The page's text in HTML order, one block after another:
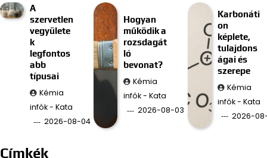
A
szervetlen
vegyülete
k
legfontos
abb
típusai
Kémia
infók - Kata
2026-08-04
Hogyan
működik a
rozsdagát
ló
bevonat?
Kémia
infók - Kata
2026-08-03
Karbonáti
on
képlete,
tulajdons
ágai és
szerepe
Kémia
infók - Kata
2026-
Címkék